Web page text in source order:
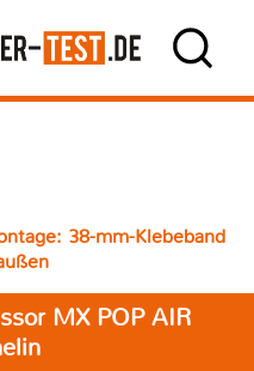
38-mm-Klebeband
MX POP AIR